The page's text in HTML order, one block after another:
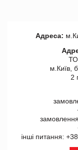
Адреса:
м.Київ,
2
інші питання: